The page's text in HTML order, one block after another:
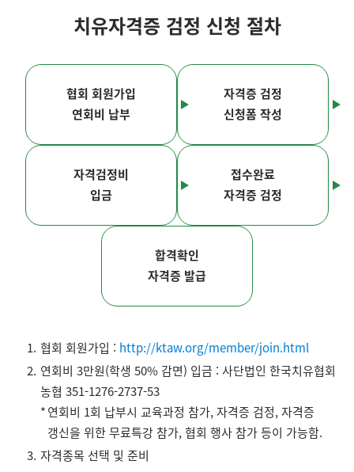
치유자격증 검정 신청 절차
협회 회원가입
연회비 납부
자격증 검정
신청폼 작성
자격검정비
입금
접수완료
자격증 검정
합격확인
자격증 발급
협회 회원가입 : http://ktaw.org/member/join.html
연회비 3만원(학생 50% 감면) 입금 : 사단법인 한국치유협회
농협 351-1276-2737-53
연회비 1회 납부시 교육과정 참가, 자격증 검정, 자격증
갱신을 위한 무료특강 참가, 협회 행사 참가 등이 가능함.
자격종목 선택 및 준비